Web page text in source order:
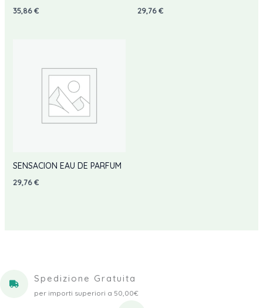
35,86€ 29,76€
SENSACION EAU DE PARFUM
29,76€
Spedizione Gratuita
per importi superiori a 50,00€